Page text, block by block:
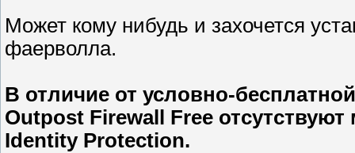
Может кому нибудь и захочется
фаерволла.
В отличие от условно-
Outpost Firewall Free
Identity Protection.